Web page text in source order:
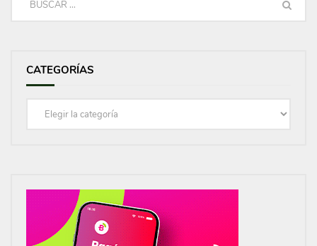
CATEGORÍAS
Categorías